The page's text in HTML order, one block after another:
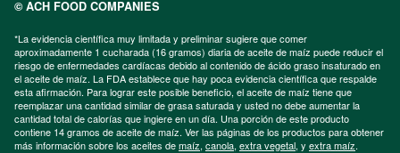
© ACH FOOD COMPANIES
*La evidencia científica muy limitada y preliminar sugiere que comer
aproximadamente 1 cucharada (16 gramos) diaria de aceite de maíz puede reducir el
riesgo de enfermedades cardíacas debido al contenido de ácido graso insaturado en
el aceite de maíz. La FDA establece que hay poca evidencia científica que respalde
esta afirmación. Para lograr este posible beneficio, el aceite de maíz tiene que
reemplazar una cantidad similar de grasa saturada y usted no debe aumentar la
cantidad total de calorías que ingiere en un día. Una porción de este producto
contiene 14 gramos de aceite de maíz. Ver las páginas de los productos para obtener
más información sobre los aceites demaíz, canola, extra vegetal, y extra maíz.